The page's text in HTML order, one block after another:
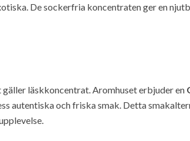
De sockerfria koncentraten ger en
läskkoncentrat. Aromhuset erbjuder en
autentiska och friska smak. Detta